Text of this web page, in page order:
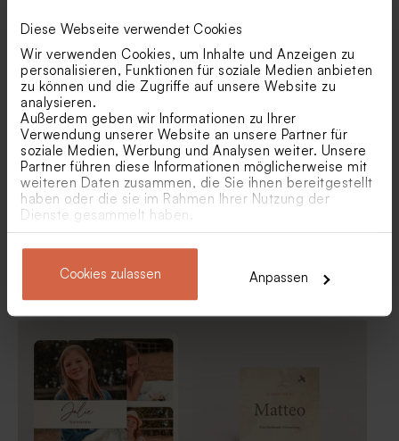
Diese Webseite verwendet Cookies
Wir verwenden Cookies, um Inhalte und Anzeigen zu
personalisieren, Funktionen für soziale Medien anbieten
zu können und die Zugriffe auf unsere Website zu
analysieren.
Außerdem geben wir Informationen zu Ihrer
Verwendung unserer Website an unsere Partner für
soziale Medien, Werbung und Analysen weiter. Unsere
Partner führen diese Informationen möglicherweise mit
weiteren Daten zusammen, die Sie ihnen bereitgestellt
haben oder die sie im Rahmen Ihrer Nutzung der
Dienste gesammelt haben.
Cookies zulassen Anpassen
Baumwollband 'Beige' | groß
Glasröhrchen mit weißem
Badesalz und
beigem Windrad
Windrad
Dankeskarte Kommunion mit
Fotocollage 'Mein Tag' |
Klappkarte
Danksagung Kommunion
'Eco' mit Foto| quadratische
Klappkarte
Schicke Dankeskarte
& White' | mit Kalkpapier
Danksagungskarte zur
Goldfolienprägung